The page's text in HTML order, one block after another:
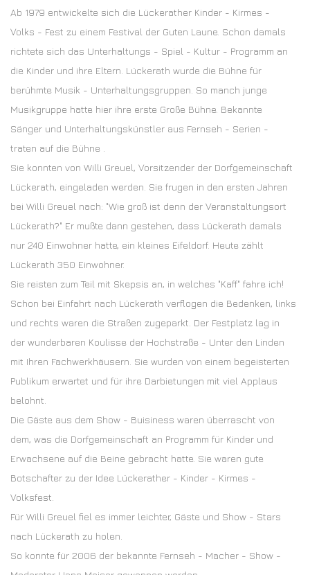
Ab 1979 entwickelte sich die Lückerather Kinder - Kirmes -
Volks - Fest zu einem Festival der Guten Laune. Schon damals
richtete sich das Unterhaltungs - Spiel - Kultur - Programm an
die Kinder und ihre Eltern. Lückerath wurde die Bühne für
berühmte Musik - Unterhaltungsgruppen. So manch junge
Musikgruppe hatte hier ihre erste Große Bühne. Bekannte
Sänger und Unterhaltungskünstler aus Fernseh - Serien -
traten auf die Bühne .
Sie konnten von Willi Greuel, Vorsitzender der Dorfgemeinschaft
Lückerath, eingeladen werden. Sie frugen in den ersten Jahren
bei Willi Greuel nach: "Wie groß ist denn der Veranstaltungsort
Lückerath?" Er mußte dann gestehen, dass Lückerath damals
nur 240 Einwohner hatte, ein kleines Eifeldorf. Heute zählt
Lückerath 350 Einwohner.
Sie reisten zum Teil mit Skepsis an, in welches "Kaff" fahre ich!
Schon bei Einfahrt nach Lückerath verflogen die Bedenken, links
und rechts waren die Straßen zugeparkt. Der Festplatz lag in
der wunderbaren Koulisse der Hochstraße - Unter den Linden
mit Ihren Fachwerkhäusern. Sie wurden von einem begeisterten
Publikum erwartet und für ihre Darbietungen mit viel Applaus
belohnt.
Die Gäste aus dem Show - Buisiness waren überrascht von
dem, was die Dorfgemeinschaft an Programm für Kinder und
Erwachsene auf die Beine gebracht hatte. Sie waren gute
Botschafter zu der Idee Lückerather - Kinder - Kirmes -
Volksfest.
Für Willi Greuel fiel es immer leichter, Gäste und Show - Stars
nach Lückerath zu holen.
So konnte für 2006 der bekannte Fernseh - Macher - Show -